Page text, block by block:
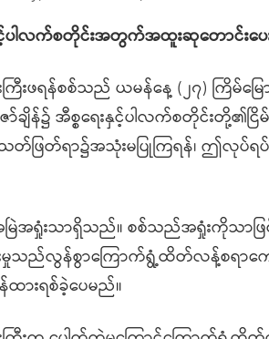
င့်ပါလက်စတိုင်းအတွက်အထူးဆုတောင်းပေ
ကြီးဖရန်စစ်သည် ယမန်နေ့ (၂၇) ကြိမ်မ
ချိန်၌ အီစ္စရေးနှင့်ပါလက်စတိုင်းတို့၏င
ြတ်ရာ၌အသုံးမပြုကြရန်၊ ဤလုပ်ရပ်
အရှုံးသာရှိသည်။ စစ်သည်အရှုံးကိုသာဖြ
းမှုသည်လွန်စွာကြောက်ရွံ့ထိတ်လန့်စရာကေ
န်ထားရစ်ခဲ့ပေမည်။